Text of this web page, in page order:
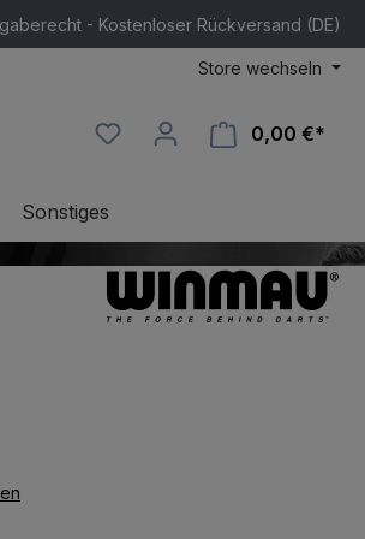
- Kostenloser Rückversand (DE)
Store wechseln
0,00 €*
Sonstiges